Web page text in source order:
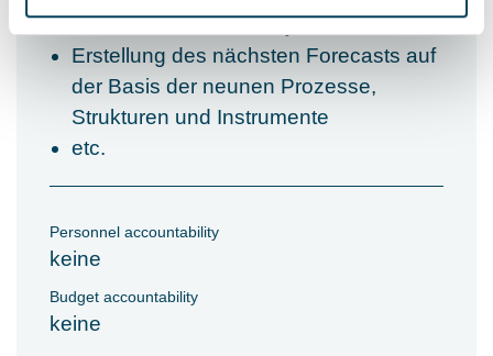
Testen, Schulen, Nachjustieren
Erstellung des nächsten Forecasts auf
der Basis der neunen Prozesse,
Strukturen und Instrumente
etc.
Personnel accountability
keine
Budget accountability
keine